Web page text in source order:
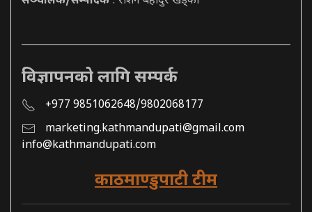
विज्ञापनको लागि सम्पर्क
+977 9851062648/9802068177
marketing.kathmandupati@gmail.com
info@kathmandupati.com
काठमाण्डुपाटी टीम